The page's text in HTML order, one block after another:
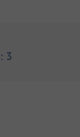
: 3